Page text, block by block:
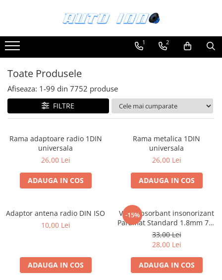
Montaj Sisteme Audio Auto
Covorase auto mocheta
Covorase cauciuc auto dedicate
Huse scaun auto dedicate
Plase portbagaj
Tavite portbagaj auto
Pachete Audio
Accesorii Sisteme Audio
Cupla carkit
Cupla radio aftermarket
Inele boxe auto
Rame radio 1DIN
1 2
Toate Produsele
Afiseaza: 1-99 din 7752 produse
FILTRE
Rama adaptoare radio 1DIN
universala
26,00 Lei
ADAUGA IN COS
Rama metalica 1DIN
universala
26,00 Lei
ADAUGA IN COS
Adaptor antena radio DIN ISO
10,00 Lei
ADAUGA IN COS
-15%
Vibroabsorbant insonorizant
Paramat Standard 1.8mm 70x
50cm, 1 coala PCP1006-1
33,00 Lei
28,00 Lei
ADAUGA IN COS